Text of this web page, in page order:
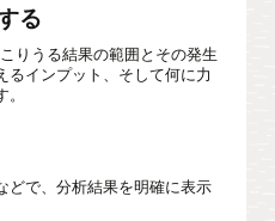
る
りうる結果の範囲とその発生
るインプット、そして何に力
どで、分析結果を明確に表示